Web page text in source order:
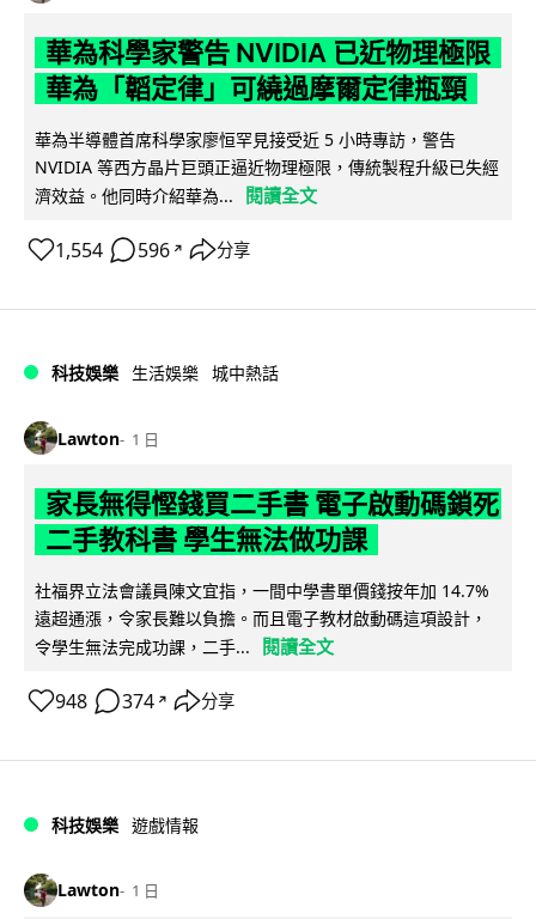
華為科學家警告 NVIDIA 已近物理極限
華為「韜定律」可繞過摩爾定律瓶頸
華為半導體首席科學家廖恒罕見接受近 5 小時專訪，警告
NVIDIA 等西方晶片巨頭正逼近物理極限，傳統製程升級已失經
濟效益。他同時介紹華為...
閱讀全文
1,554 596 ↗ 分享
科技娛樂 生活娛樂 城中熱話
Lawton 1 日
家長無得慳錢買二手書 電子啟動碼鎖死
二手教科書 學生無法做功課
社福界立法會議員陳文宜指，一間中學書單價錢按年加 14.7%
遠超通漲，令家長難以負擔。而且電子教材啟動碼這項設計，
令學生無法完成功課，二手...
閱讀全文
948 374 ↗ 分享
科技娛樂 遊戲情報
Lawton 1 日